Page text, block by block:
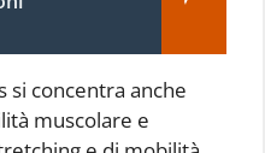
si concentra anche
muscolare e